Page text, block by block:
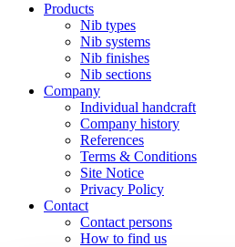
Products
Nib types
Nib systems
Nib finishes
Nib sections
Company
Individual handcraft
Company history
References
Terms & Conditions
Site Notice
Privacy Policy
Contact
Contact persons
How to find us